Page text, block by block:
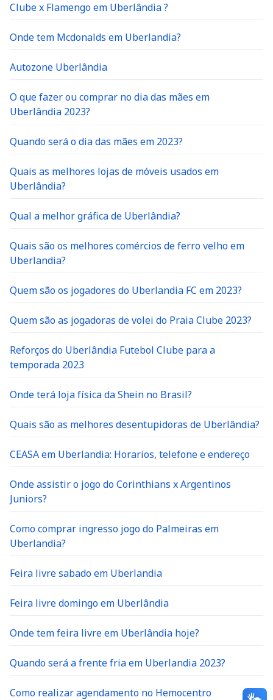
Clube x Flamengo em Uberlândia ?
Onde tem Mcdonalds em Uberlandia?
Autozone Uberlândia
O que fazer ou comprar no dia das mães em
Uberlândia 2023?
Quando será o dia das mães em 2023?
Quais as melhores lojas de móveis usados em
Uberlândia?
Qual a melhor gráfica de Uberlândia?
Quais são os melhores comércios de ferro velho em
Uberlandia?
Quem são os jogadores do Uberlandia FC em 2023?
Quem são as jogadoras de volei do Praia Clube 2023?
Reforços do Uberlândia Futebol Clube para a
temporada 2023
Onde terá loja física da Shein no Brasil?
Quais são as melhores desentupidoras de Uberlândia?
CEASA em Uberlandia: Horarios, telefone e endereço
Onde assistir o jogo do Corinthians x Argentinos
Juniors?
Como comprar ingresso jogo do Palmeiras em
Uberlandia?
Feira livre sabado em Uberlandia
Feira livre domingo em Uberlândia
Onde tem feira livre em Uberlândia hoje?
Quando será a frente fria em Uberlandia 2023?
Como realizar agendamento no Hemocentro